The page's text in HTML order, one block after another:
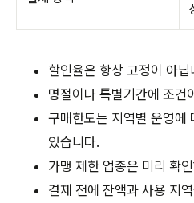
할인율은 항상 고정이 아닙
명절이나 특별기간에 조건
구매한도는 지역별 운영에
있습니다.
가맹 제한 업종은 미리 확
결제 전에 잔액과 사용 지